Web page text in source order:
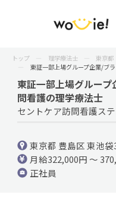
トップ 理学療法士
東京都
東証一部上場グループ企業/ブ
東証一部上場グルー
問看護の理学療法士
セントケア訪問看護ス
東京都 豊島区 東池
月給322,000円 ～
正社員